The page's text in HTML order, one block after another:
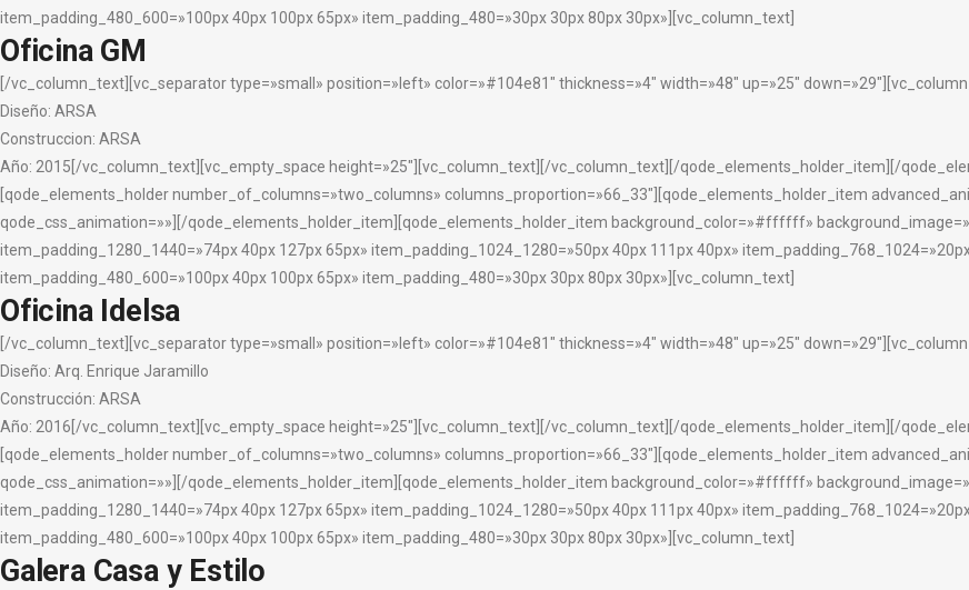
item_padding_480_600=»100px 40px 100px 65px» item_padding_480=»30px 30px 80px 30px»][vc_column_text]
Oficina GM
[/vc_column_text][vc_separator type=»small» position=»left» color=»#104e81″ thickness=»4″ width=»48″ up=»25″
Diseño: ARSA
Construccion: ARSA
Año: 2015[/vc_column_text][vc_empty_space height=»25″][vc_column_text][/vc_column_text][/qode_elements_holder_item][/
[qode_elements_holder number_of_columns=»two_columns» columns_proportion=»66_33″][qode_elements_holder_item
qode_css_animation=»»][/qode_elements_holder_item][qode_elements_holder_item background_color=»#ffffff»
item_padding_1280_1440=»74px 40px 127px 65px» item_padding_1024_1280=»50px 40px 111px 40px»
item_padding_480_600=»100px 40px 100px 65px» item_padding_480=»30px 30px 80px 30px»][vc_column_text]
Oficina Idelsa
[/vc_column_text][vc_separator type=»small» position=»left» color=»#104e81″ thickness=»4″ width=»48″ up=»25″
Diseño: Arq. Enrique Jaramillo
Construcción: ARSA
Año: 2016 [/vc_column_text][vc_empty_space height=»25″][vc_column_text][/vc_column_text][/qode_elements_holder_item][/
[qode_elements_holder number_of_columns=»two_columns» columns_proportion=»66_33″][qode_elements_holder_item
qode_css_animation=»»][/qode_elements_holder_item][qode_elements_holder_item background_color=»#ffffff»
item_padding_1280_1440=»74px 40px 127px 65px» item_padding_1024_1280=»50px 40px 111px 40px»
item_padding_480_600=»100px 40px 100px 65px» item_padding_480=»30px 30px 80px 30px»][vc_column_text]
Galera Casa y Estilo